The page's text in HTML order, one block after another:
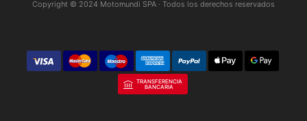
Copyright © 2024 Motomundi SPA · Todos los derechos reservados
TRANSFERENCIA
BANCARIA